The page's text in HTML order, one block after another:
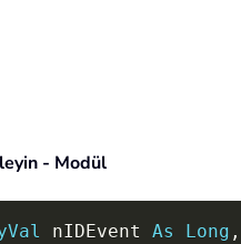
- Modül
nIDEvent As Long ,